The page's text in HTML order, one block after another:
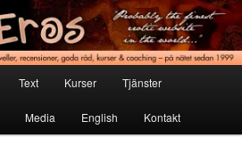
Text Kurser Tjänster
Media English Kontakt